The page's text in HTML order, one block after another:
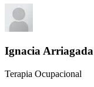
Ignacia Arriagada
Terapia Ocupacional